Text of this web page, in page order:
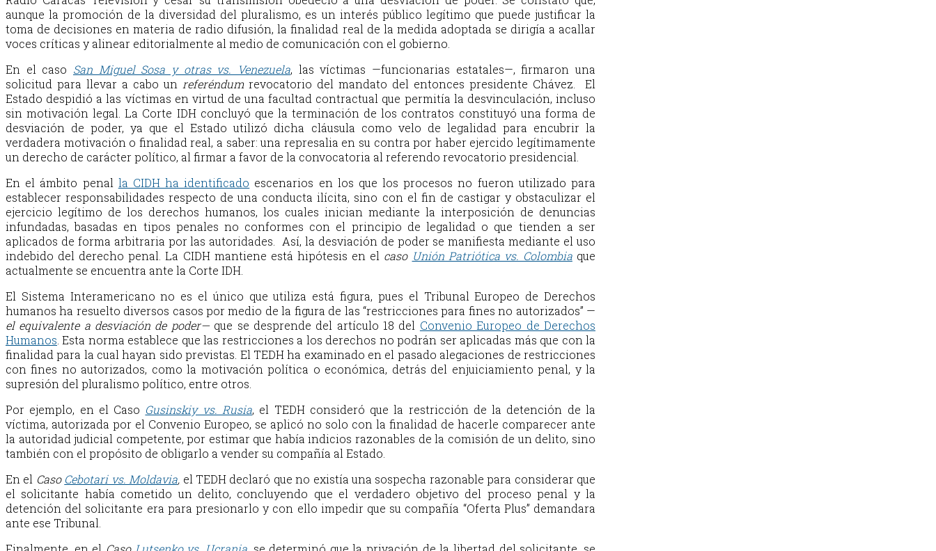
aunque la promoción de la diversidad del pluralismo, es un interés público legítimo que puede justificar la
toma de decisiones en materia de radio difusión, la finalidad real de la medida adoptada se dirigía a acallar
voces críticas y alinear editorialmente al medio de comunicación con el gobierno.
En el caso San Miguel Sosa y otras vs. Venezuela, las víctimas —funcionarias estatales—, firmaron una
solicitud para llevar a cabo un referéndumrevocatorio del mandato del entonces presidente Chávez. El
Estado despidió a las víctimas en virtud de una facultad contractual que permitía la desvinculación, incluso
sin motivación legal. La Corte IDH concluyó que la terminación de los contratos constituyó una forma de
desviación de poder, ya que el Estado utilizó dicha cláusula como velo de legalidad para encubrir la
verdadera motivación o finalidad real, a saber: una represalia en su contra por haber ejercido legítimamente
un derecho de carácter político, al firmar a favor de la convocatoria al referendo revocatorio presidencial.
En el ámbito penal la CIDH ha identificado escenarios en los que los procesos no fueron utilizado para
establecer responsabilidades respecto de una conducta ilícita, sino con el fin de castigar y obstaculizar el
ejercicio legítimo de los derechos humanos, los cuales inician mediante la interposición de denuncias
infundadas, basadas en tipos penales no conformes con el principio de legalidad o que tienden a ser
aplicados de forma arbitraria por las autoridades. Así, la desviación de poder se manifiesta mediante el uso
indebido del derecho penal. La CIDH mantiene está hipótesis en el caso Unión Patriótica vs. Colombia que
actualmente se encuentra ante la Corte IDH.
El Sistema Interamericano no es el único que utiliza está figura, pues el Tribunal Europeo de Derechos
humanos ha resuelto diversos casos por medio de la figura de las “restricciones para fines no autorizados” —
el equivalente a desviación de poder— que se desprende del artículo 18 del Convenio Europeo de Derechos
Humanos .Esta norma establece que las restricciones a los derechos no podrán ser aplicadas más que con la
finalidad para la cual hayan sido previstas. El TEDH ha examinado en el pasado alegaciones de restricciones
con fines no autorizados, como la motivación política o económica, detrás del enjuiciamiento penal, y la
supresión del pluralismo político, entre otros.
Por ejemplo, en el Caso Gusinskiy vs. Rusia, el TEDH consideró que la restricción de la detención de la
víctima, autorizada por el Convenio Europeo, se aplicó no solo con la finalidad de hacerle comparecer ante
la autoridad judicial competente, por estimar que había indicios razonables de la comisión de un delito, sino
también con el propósito de obligarlo a vender su compañía al Estado.
En el Caso Cebotari vs. Moldavia, el TEDH declaró que no existía una sospecha razonable para considerar que
el solicitante había cometido un delito, concluyendo que el verdadero objetivo del proceso penal y la
detención del solicitante era para presionarlo y con ello impedir que su compañía “Oferta Plus” demandara
ante ese Tribunal.